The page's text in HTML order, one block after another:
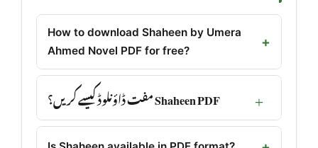
How to download Shaheen by Umera
Ahmed Novel PDF for free?
Shaheen PDF مفت ڈاؤنلوڈ کیسے کریں؟